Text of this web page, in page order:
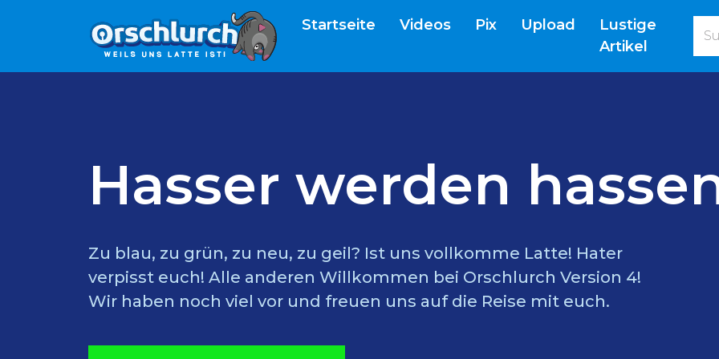
Startseite (current)
Videos Pix Upload
Lustige
Artikel
Hasser werden
Zu blau, zu grün, zu neu, zu geil? Ist uns vollkomme Latte! Hater
verpisst euch! Alle anderen Willkommen bei Orschlurch Version 4!
Wir haben noch viel vor und freuen uns auf die Reise mit euch.